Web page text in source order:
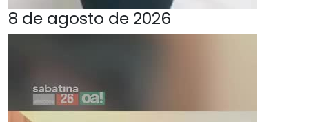
8 de agosto de 2026